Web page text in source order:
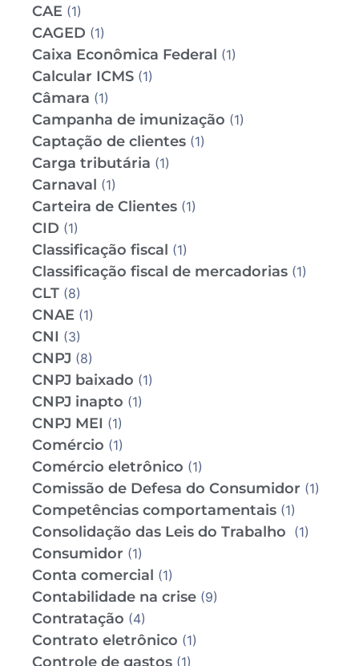
CAE (1)
CAGED (1)
Caixa Econômica Federal (1)
Calcular ICMS (1)
Câmara (1)
Campanha de imunização (1)
Captação de clientes (1)
Carga tributária (1)
Carnaval (1)
Carteira de Clientes (1)
CID (1)
Classificação fiscal (1)
Classificação fiscal de mercadorias (1)
CLT (8)
CNAE (1)
CNI (3)
CNPJ (8)
CNPJ baixado (1)
CNPJ inapto (1)
CNPJ MEI (1)
Comércio (1)
Comércio eletrônico (1)
Comissão de Defesa do Consumidor (1)
Competências comportamentais (1)
Consolidação das Leis do Trabalho (1)
Consumidor (1)
Conta comercial (1)
Contabilidade na crise (9)
Contratação (4)
Contrato eletrônico (1)
Controle de gastos (1)